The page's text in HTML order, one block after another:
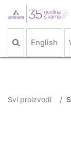
English
Svi proizvodi